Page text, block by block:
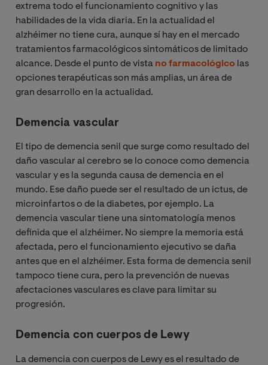
extrema todo el funcionamiento cognitivo y las
habilidades de la vida diaria. En la actualidad el
alzhéimer no tiene cura, aunque sí hay en el mercado
tratamientos farmacológicos sintomáticos de limitado
alcance. Desde el punto de vista no farmacológico las
opciones terapéuticas son más amplias, un área de
gran desarrollo en la actualidad.
Demencia vascular
El tipo de demencia senil que surge como resultado del
daño vascular al cerebro se lo conoce como demencia
vascular y es la segunda causa de demencia en el
mundo. Ese daño puede ser el resultado de un ictus, de
microinfartos o de la diabetes, por ejemplo. La
demencia vascular tiene una sintomatología menos
definida que el alzhéimer. No siempre la memoria está
afectada, pero el funcionamiento ejecutivo se daña
antes que en el alzhéimer. Esta forma de demencia senil
tampoco tiene cura, pero la prevención de nuevas
afectaciones vasculares es clave para limitar su
progresión.
Demencia con cuerpos de Lewy
La demencia con cuerpos de Lewy es el resultado de